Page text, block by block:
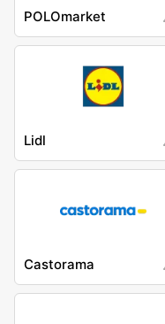
POLOmarket
Lidl
Castorama